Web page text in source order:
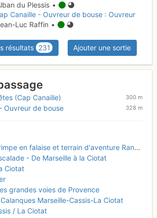
du Plessis •
Canaille - Ouvreur de bouse : Ouvreur
Luc Raffin •
résultats 231 Ajouter une sortie
(Cap Canaille) 300 m
Ouvreur de bouse 328 m
en falaise et terrain d'aventure Rando Verticale
- De Marseille à la Ciotat
Ciotat
grandes voies de Provence
Marseille-Cassis-La Ciotat
/ La Ciotat